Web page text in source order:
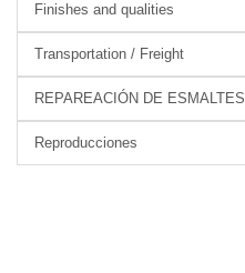
Finishes and qualities
Transportation / Freight
REPAREACIÓN DE ESMALTES
Reproducciones